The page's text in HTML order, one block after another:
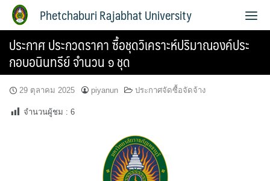
Phetchaburi Rajabhat University
ประกาศ ประกวดราคา ซื้อชุดวิเคราะห์ปริมาณองค์ประ
กอบอนินทรีย์ จำนวน ๑ ชุด
29 ตุลาคม 2025 piyanun ประกาศจัดซื้อจัดจ้าง
จำนวนผู้ชม : 6